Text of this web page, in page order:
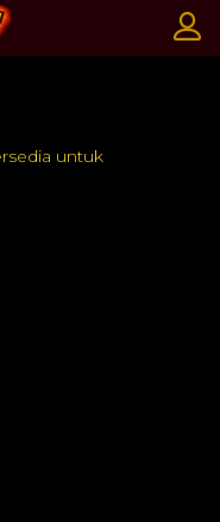
untuk